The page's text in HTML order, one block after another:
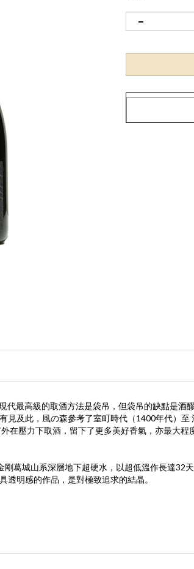
最高級的取酒方法是袋吊，但袋吊的缺點是酒
及此，風の森參考了室町時代（1400年代）
在壓力下取酒，留下了更多美好香氣，亦最大
葛城山系深層地下超硬水，以超低溫作長達32
明感的作品，是對極致追求的結晶。